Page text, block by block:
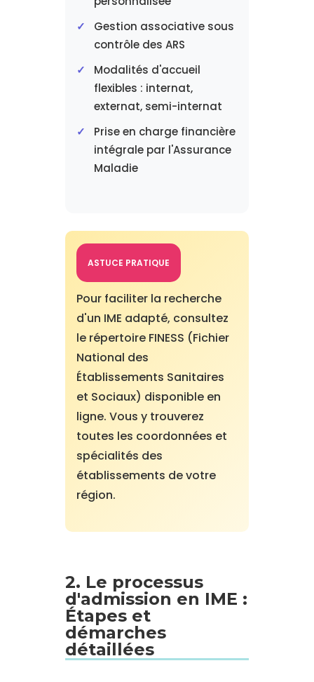
Gestion associative sous
contrôle des ARS
Modalités d'accueil
flexibles : internat,
externat, semi-internat
Prise en charge financière
intégrale par l'Assurance
Maladie
ASTUCE PRATIQUE
Pour faciliter la recherche
d'un IME adapté, consultez
le répertoire FINESS (Fichier
National des
Établissements Sanitaires
et Sociaux) disponible en
ligne. Vous y trouverez
toutes les coordonnées et
spécialités des
établissements de votre
région.
2. Le processus
d'admission en IME :
Étapes et
démarches
détaillées